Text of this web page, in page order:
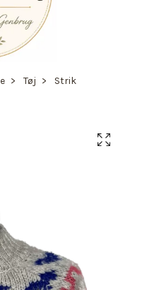
Tøj
Strik